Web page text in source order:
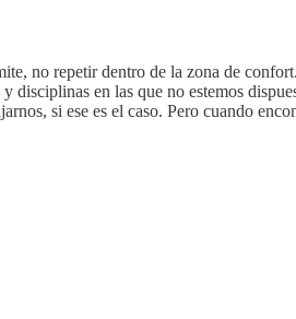
no repetir dentro de la zona de
en las que no estemos
si ese es el caso. Pero cuando